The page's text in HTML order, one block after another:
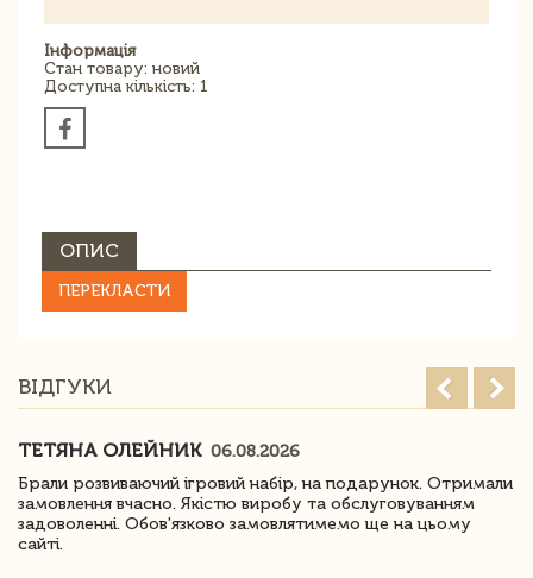
Інформація
Стан товару: новий
Доступна кількість: 1
ОПИС
ПЕРЕКЛАСТИ
ВІДГУКИ
ТЕТЯНА ОЛЕЙНИК 06.08.2026
Брали розвиваючий ігровий набір, на подарунок. Отримали
замовлення вчасно. Якістю виробу та обслуговуванням
задоволенні. Обов'язково замовлятимемо ще на цьому
сайті.